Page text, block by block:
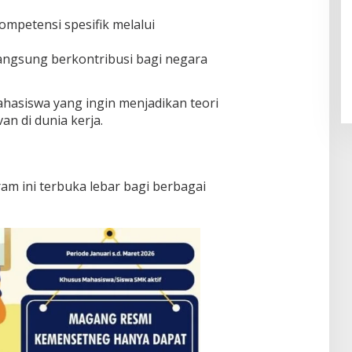
spesifik melalui
berkontribusi bagi negara
yang ingin menjadikan teori
di dunia kerja.
ini terbuka lebar bagi berbagai
Pendaftaran Istana Dibuka,
Di Daerah, Nasional